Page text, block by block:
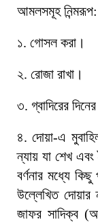
আমলসমূহ নিন্মরূপ:
১. গোসল করা।
২. রোজা রাখা।
৩. গ্বাদিরের
৪. দোয়া-এ
ন্যায় যা শেখ
বর্ণনার মধ্যে
উল্লেখিত দোয়ার
জাফর সাদিক্ব